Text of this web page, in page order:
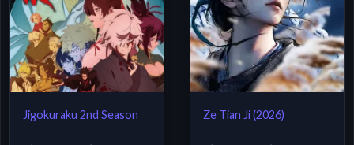
Jigokuraku 2nd Season Ze Tian Ji (2026)